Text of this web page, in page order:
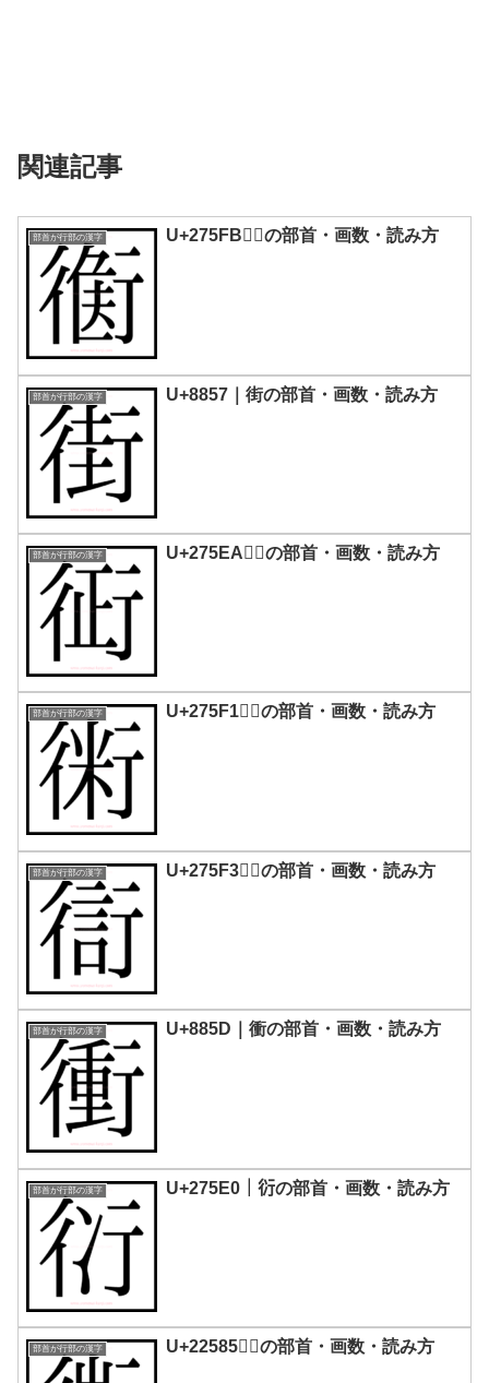
関連記事
部首が行部の漢字 U+275FB｜𧗻の部首・画数・読み方
部首が行部の漢字 U+8857｜街の部首・画数・読み方
部首が行部の漢字 U+275EA｜𧗪の部首・画数・読み方
部首が行部の漢字 U+275F1｜𧗱の部首・画数・読み方
部首が行部の漢字 U+275F3｜𧗳の部首・画数・読み方
部首が行部の漢字 U+885D｜衝の部首・画数・読み方
部首が行部の漢字 U+275E0｜𧗠の部首・画数・読み方
部首が行部の漢字 U+22585｜𢖅の部首・画数・読み方